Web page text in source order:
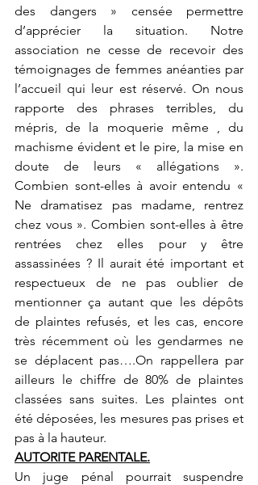
des dangers » censée permettre
d’apprécier la situation. Notre
association ne cesse de recevoir des
témoignages de femmes anéanties par
l’accueil qui leur est réservé. On nous
rapporte des phrases terribles, du
mépris, de la moquerie même , du
machisme évident et le pire, la mise en
doute de leurs « allégations ».
Combien sont-elles à avoir entendu «
Ne dramatisez pas madame, rentrez
chez vous ». Combien sont-elles à être
rentrées chez elles pour y être
assassinées ? Il aurait été important et
respectueux de ne pas oublier de
mentionner ça autant que les dépôts
de plaintes refusés, et les cas, encore
très récemment où les gendarmes ne
se déplacent pas….On rappellera par
ailleurs le chiffre de 80% de plaintes
classées sans suites. Les plaintes ont
été déposées, les mesures pas prises et
pas à la hauteur.
AUTORITE PARENTALE.
Un juge pénal pourrait suspendre